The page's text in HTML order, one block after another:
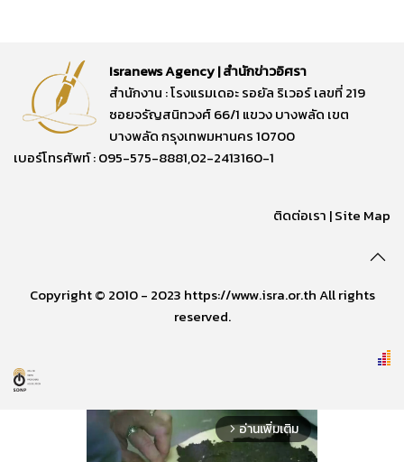
Isranews Agency | สำนักข่าวอิศรา
สำนักงาน : โรงแรมเดอะ รอยัล ริเวอร์ เลขที่ 219
ซอยจรัญสนิทวงศ์ 66/1 แขวง บางพลัด เขต
บางพลัด กรุงเทพมหานคร 10700
เบอร์โทรศัพท์ : 095-575-8881,02-2413160-1
ติดต่อเรา |Site Map
Copyright © 2010 - 2023 https://www.isra.or.th All rights
reserved.
arrow_forward_ios อ่านเพิ่มเติม